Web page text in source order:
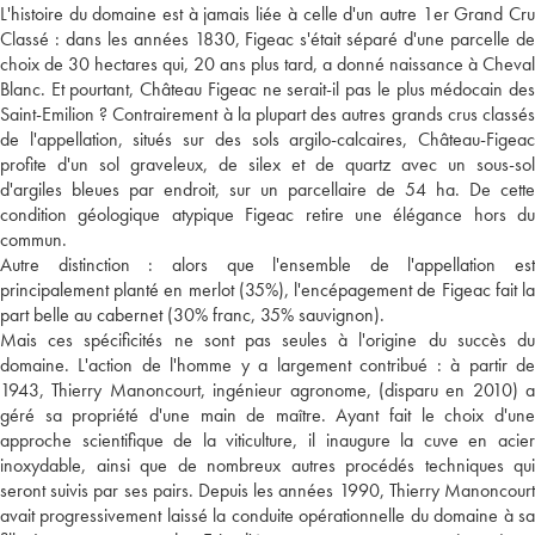
L'histoire du domaine est à jamais liée à celle d'un autre 1er Grand Cru
Classé : dans les années 1830, Figeac s'était séparé d'une parcelle de
choix de 30 hectares qui, 20 ans plus tard, a donné naissance à Cheval
Blanc. Et pourtant, Château Figeac ne serait-il pas le plus médocain des
Saint-Emilion ? Contrairement à la plupart des autres grands crus classés
de l'appellation, situés sur des sols argilo-calcaires, Château-Figeac
profite d'un sol graveleux, de silex et de quartz avec un sous-sol
d'argiles bleues par endroit, sur un parcellaire de 54 ha. De cette
condition géologique atypique Figeac retire une élégance hors du
commun.
Autre distinction : alors que l'ensemble de l'appellation est
principalement planté en merlot (35%), l'encépagement de Figeac fait la
part belle au cabernet (30% franc, 35% sauvignon).
Mais ces spécificités ne sont pas seules à l'origine du succès du
domaine. L'action de l'homme y a largement contribué : à partir de
1943, Thierry Manoncourt, ingénieur agronome, (disparu en 2010) a
géré sa propriété d'une main de maître. Ayant fait le choix d'une
approche scientifique de la viticulture, il inaugure la cuve en acier
inoxydable, ainsi que de nombreux autres procédés techniques qui
seront suivis par ses pairs. Depuis les années 1990, Thierry Manoncourt
avait progressivement laissé la conduite opérationnelle du domaine à sa